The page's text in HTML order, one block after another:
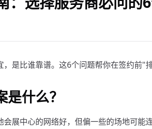
是比谁靠谱。这6个问题帮你在签约前"排
什么？
展中心的网络好，但偏一些的场地可能